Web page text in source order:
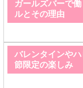
ガールズバーで
ルとその理由
バレンタインや
節限定の楽しみ